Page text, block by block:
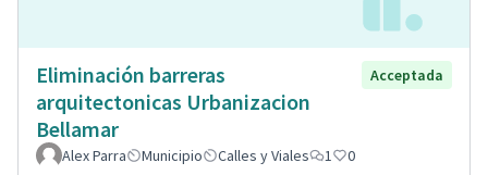
Eliminación barreras
arquitectonicas Urbanizacion
Bellamar
Acceptada
Alex Parra Municipio Calles y Viales 1 0